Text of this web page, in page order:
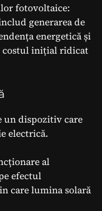
fotovoltaice:
generarea de
energetică și
costul inițial ridicat
un dispozitiv care
electrică.
al
efectul
care lumina solară